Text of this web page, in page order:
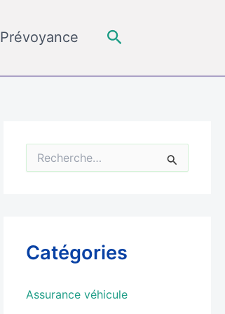
Prévoyance Rechercher
e
h
Catégories
Assurance véhicule